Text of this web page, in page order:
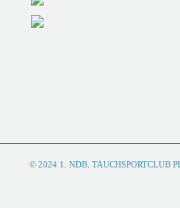
© 2024 1. NDB.